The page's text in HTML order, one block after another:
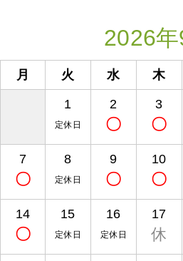
2026年
月 火 水 木
1
定休日
2
〇
3
〇
7
〇
8
定休日
9
〇
10
〇
14
〇
15
定休日
16
定休日
17
休